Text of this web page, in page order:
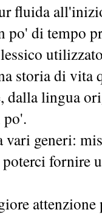
fluida
po' di tempo
storia di
dalla lingua
po'.
vari generi:
fornire